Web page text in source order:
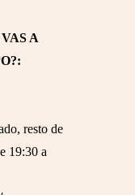
A
resto de
19:30 a